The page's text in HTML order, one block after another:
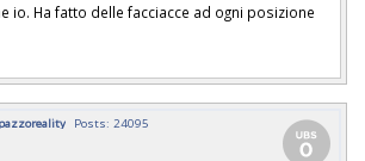
io. Ha fatto delle facciacce ad ogni posizione
pazzoreality Posts: 24095